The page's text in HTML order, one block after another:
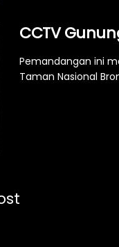
CCTV
Pemandangan ini
Taman Nasional